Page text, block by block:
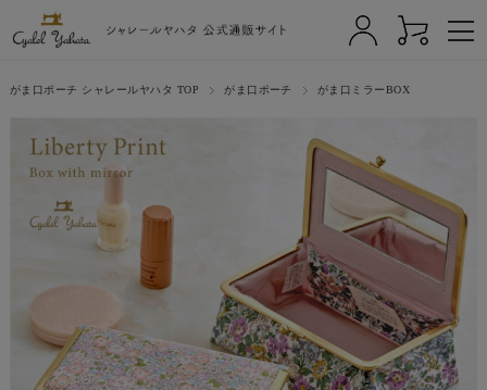
がま口ポーチ シャレールヤハタ TOP がま口ポーチ がま口ミラーBOX